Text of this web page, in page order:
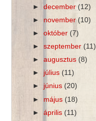
►december(12)
► november (10)
►október (7)
►szeptember(11)
►augusztus (8)
► július(11)
► június(20)
► május (18)
►április (11)